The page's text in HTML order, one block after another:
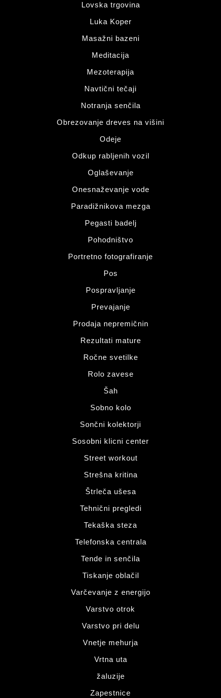
Lovska trgovina
Luka Koper
Masažni bazeni
Meditacija
Mezoterapija
Navtični tečaji
Notranja senčila
Obrezovanje dreves na višini
Odeje
Odkup rabljenih vozil
Oglaševanje
Onesnaževanje vode
Paradižnikova mezga
Pegasti badelj
Pohodništvo
Portretno fotografiranje
Pos
Pospravljanje
Prevajanje
Prodaja nepremičnin
Rezultati mature
Ročne svetilke
Rolo zavese
Šah
Sobno kolo
Sončni kolektorji
Sosobni klicni center
Street workout
Strešna kritina
Štrleča ušesa
Tehnični pregledi
Tekaška steza
Telefonska centrala
Tende in senčila
Tiskanje oblačil
Varčevanje z energijo
Varstvo otrok
Varstvo pri delu
Vnetje mehurja
Vrtna uta
žaluzije
Zapestnice